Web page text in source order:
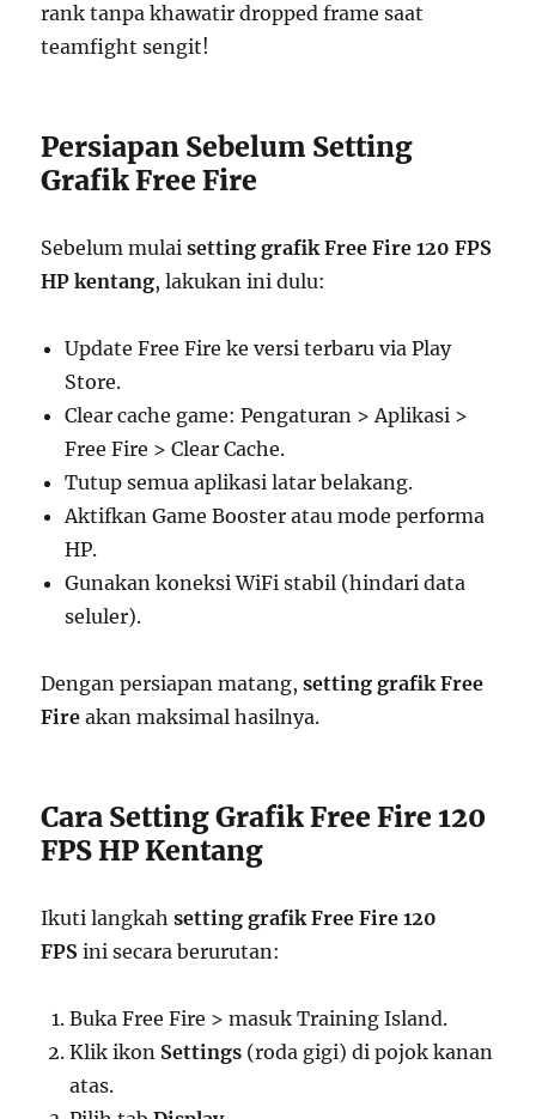
rank tanpa khawatir dropped frame saat
teamfight sengit!
Persiapan Sebelum Setting
Grafik Free Fire
Sebelum mulaisetting grafik Free Fire 120 FPS
HP kentang, lakukan ini dulu:
Update Free Fire ke versi terbaru via Play
Store.
Clear cache game: Pengaturan > Aplikasi >
Free Fire > Clear Cache.
Tutup semua aplikasi latar belakang.
Aktifkan Game Booster atau mode performa
HP.
Gunakan koneksi WiFi stabil (hindari data
seluler).
Dengan persiapan matang,setting grafik Free
Fire akan maksimal hasilnya.
Cara Setting Grafik Free Fire 120
FPS HP Kentang
Ikuti langkahsetting grafik Free Fire 120
FPS ini secara berurutan:
Buka Free Fire > masuk Training Island.
Klik ikon Settings (roda gigi) di pojok kanan
atas.